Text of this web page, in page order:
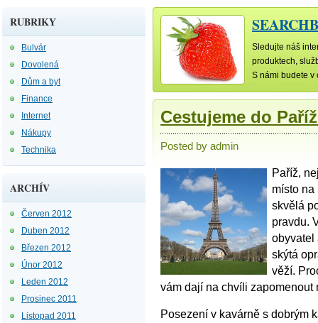
RUBRIKY
Bulvár
Dovolená
Dům a byt
Finance
Internet
Nákupy
Technika
ARCHÍV
Červen 2012
Duben 2012
Březen 2012
Únor 2012
Leden 2012
Prosinec 2011
Listopad 2011
Sledujte náš
produktech,
S námi budete v
Cestujeme do
Posted by admin
Paříž,
místo
skvělá
pravdu.
obyvatel
skýtá
věží.
vám dají na chvíli zapomenout
Posezení v kavárně s dobrým